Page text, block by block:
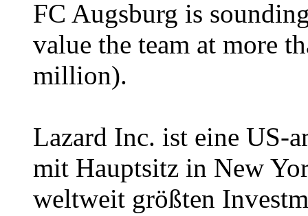
FC Augsburg is
value the team at more
million).
Lazard Inc. ist eine US-
mit Hauptsitz in New
weltweit größten